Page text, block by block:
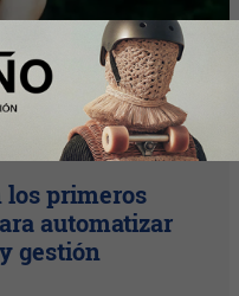
los primeros
automatizar
gestión